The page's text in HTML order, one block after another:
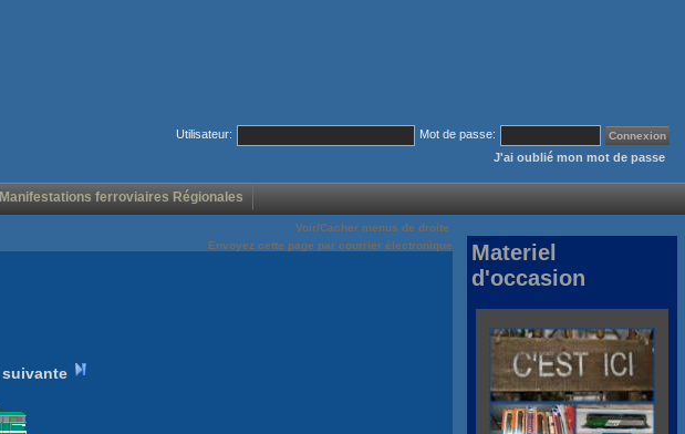
Utilisateur:
Mot de passe:
J'ai oublié mon mot de passe
Manifestations ferroviaires Régionales
Voir/Cacher menus de droite
Envoyez cette page par courrier électronique
Materiel
d'occasion